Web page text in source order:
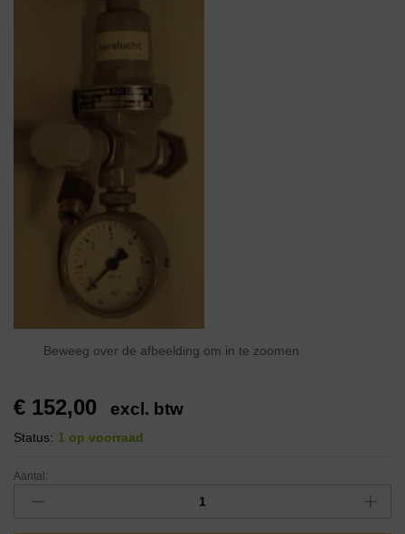
Beweeg over de afbeelding om in te zoomen
€ 152,00 excl. btw
Status: 1 op voorraad
Aantal: